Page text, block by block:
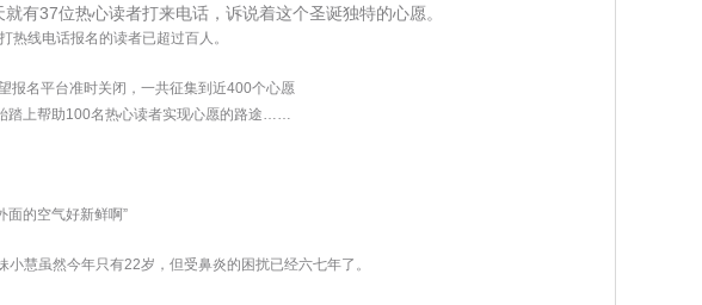
有37位热心读者打来电话，诉说着这个圣诞独特的心愿。
线电话报名的读者已超过百人。
名平台准时关闭，一共征集到近400个心愿
踏上帮助100名热心读者实现心愿的路途……
的空气好新鲜啊”
慧虽然今年只有22岁，但受鼻炎的困扰已经六七年了。